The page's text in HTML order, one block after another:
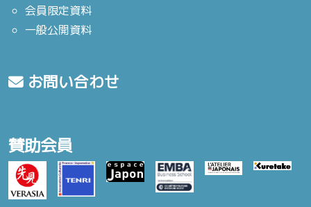
会員限定資料
一般公開資料
お問い合わせ
賛助会員